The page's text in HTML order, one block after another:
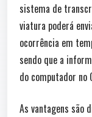
sistema de
viatura poderá
ocorrência em
sendo que a
do computador no
As vantagens são